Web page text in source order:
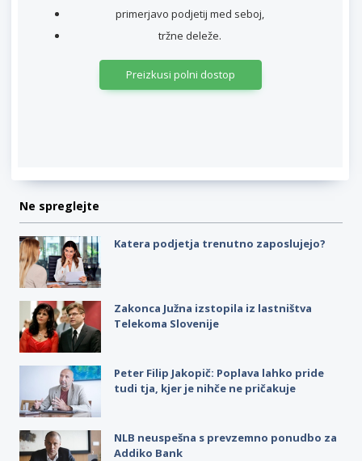
primerjavo podjetij med seboj,
tržne deleže.
Preizkusi polni dostop
Ne spreglejte
Katera podjetja trenutno zaposlujejo?
Zakonca Južna izstopila iz lastništva
Telekoma Slovenije
Peter Filip Jakopič: Poplava lahko pride
tudi tja, kjer je nihče ne pričakuje
NLB neuspešna s prevzemno ponudbo za
Addiko Bank